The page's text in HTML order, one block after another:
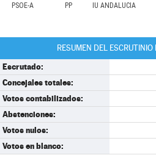
PSOE-A PP IU ANDALUCÍA
RESUMEN DEL ESCRUTINIO
Escrutado:
Concejales totales:
Votos contabilizados:
Abstenciones:
Votos nulos:
Votos en blanco: